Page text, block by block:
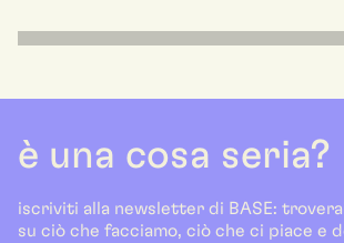
è una cosa seria?
iscriviti alla newsletter di BASE:
su ciò che facciamo, ciò che ci piace e